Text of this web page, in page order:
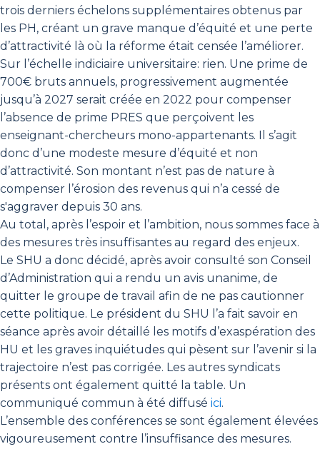
trois derniers échelons supplémentaires obtenus par
les PH, créant un grave manque d’équité et une perte
d’attractivité là où la réforme était censée l’améliorer.
Sur l’échelle indiciaire universitaire: rien. Une prime de
700€ bruts annuels, progressivement augmentée
jusqu’à 2027 serait créée en 2022 pour compenser
l’absence de prime PRES que perçoivent les
enseignant-chercheurs mono-appartenants. Il s’agit
donc d’une modeste mesure d’équité et non
d’attractivité. Son montant n’est pas de nature à
compenser l’érosion des revenus qui n’a cessé de
s'aggraver depuis 30 ans.
Au total, après l’espoir et l’ambition, nous sommes face à
des mesures très insuffisantes au regard des enjeux.
Le SHU a donc décidé, après avoir consulté son Conseil
d’Administration qui a rendu un avis unanime, de
quitter le groupe de travail afin de ne pas cautionner
cette politique. Le président du SHU l’a fait savoir en
séance après avoir détaillé les motifs d’exaspération des
HU et les graves inquiétudes qui pèsent sur l’avenir si la
trajectoire n’est pas corrigée. Les autres syndicats
présents ont également quitté la table. Un
communiqué commun à été diffusé ici.
L’ensemble des conférences se sont également élevées
vigoureusement contre l’insuffisance des mesures.